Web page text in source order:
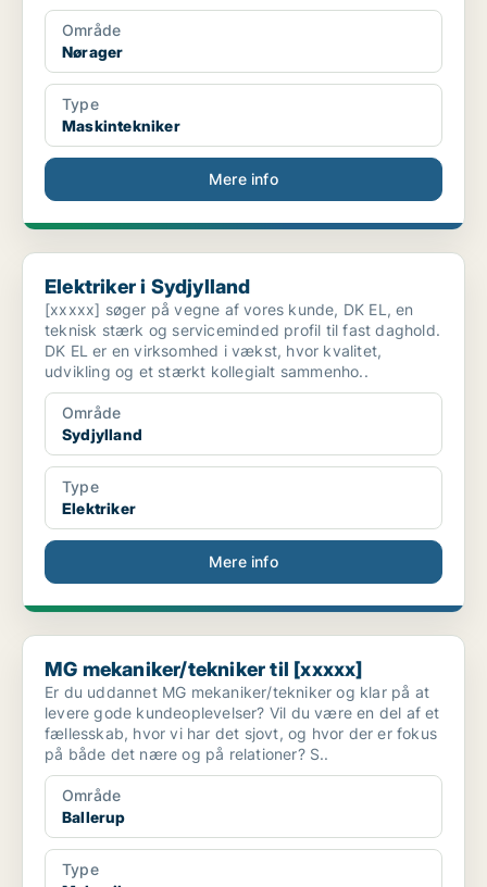
Område
Nørager
Type
Maskintekniker
Mere info
Elektriker i Sydjylland
Elektriker i Sydjylland
[xxxxx] søger på vegne af vores kunde, DK EL, en
teknisk stærk og serviceminded profil til fast daghold.
DK EL er en virksomhed i vækst, hvor kvalitet,
udvikling og et stærkt kollegialt sammenho..
Område
Sydjylland
Type
Elektriker
Mere info
MG mekaniker/tekniker til [xxxxx]
MG mekaniker/tekniker til [xxxxx]
Er du uddannet MG mekaniker/tekniker og klar på at
levere gode kundeoplevelser? Vil du være en del af et
fællesskab, hvor vi har det sjovt, og hvor der er fokus
på både det nære og på relationer? S..
Område
Ballerup
Type